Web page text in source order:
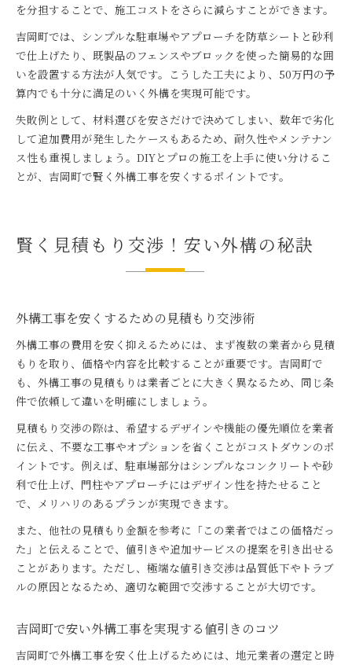
を分担することで、施工コストをさらに減らすことができます。
吉岡町では、シンプルな駐車場やアプローチを防草シートと砂利
で仕上げたり、既製品のフェンスやブロックを使った簡易的な囲
いを設置する方法が人気です。こうした工夫により、50万円の予
算内でも十分に満足のいく外構を実現可能です。
失敗例として、材料選びを安さだけで決めてしまい、数年で劣化
して追加費用が発生したケースもあるため、耐久性やメンテナン
ス性も重視しましょう。DIYとプロの施工を上手に使い分けるこ
とが、吉岡町で賢く外構工事を安くするポイントです。
賢く見積もり交渉！安い外構の秘訣
外構工事を安くするための見積もり交渉術
外構工事の費用を安く抑えるためには、まず複数の業者から見積
もりを取り、価格や内容を比較することが重要です。吉岡町で
も、外構工事の見積もりは業者ごとに大きく異なるため、同じ条
件で依頼して違いを明確にしましょう。
見積もり交渉の際は、希望するデザインや機能の優先順位を業者
に伝え、不要な工事やオプションを省くことがコストダウンのポ
イントです。例えば、駐車場部分はシンプルなコンクリートや砂
利で仕上げ、門柱やアプローチにはデザイン性を持たせること
で、メリハリのあるプランが実現できます。
また、他社の見積もり金額を参考に「この業者ではこの価格だっ
た」と伝えることで、値引きや追加サービスの提案を引き出せる
ことがあります。ただし、極端な値引き交渉は品質低下やトラブ
ルの原因となるため、適切な範囲で交渉することが大切です。
吉岡町で安い外構工事を実現する値引きのコツ
吉岡町で外構工事を安く仕上げるためには、地元業者の選定と時